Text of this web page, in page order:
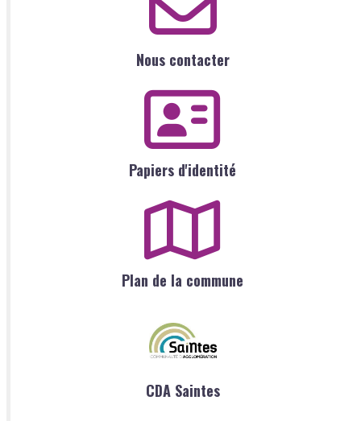
Nous contacter
Papiers d'identité
Plan de la commune
CDA Saintes